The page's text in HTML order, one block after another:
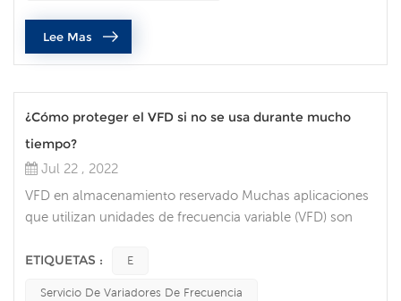
desempeñan un papel fundamental en todos los ámbitos
de la vida. Los ingenieros y operado...
Lee Mas
¿Cómo proteger el VFD si no se usa durante mucho
tiempo?
Jul 22 , 2022
VFD en almacenamiento reservado Muchas aplicaciones
que utilizan unidades de frecuencia variable (VFD) son
prolongado. Muchas personas optan por mantener un
ETIQUETAS : E
Servicio De Variadores De Frecuencia